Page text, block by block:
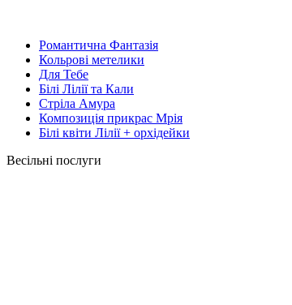
Романтична Фантазія
Кольрові метелики
Для Тебе
Білі Лілії та Кали
Стріла Амура
Композиція прикрас Мрія
Білі квіти Лілії + орхідейки
Весільні послуги